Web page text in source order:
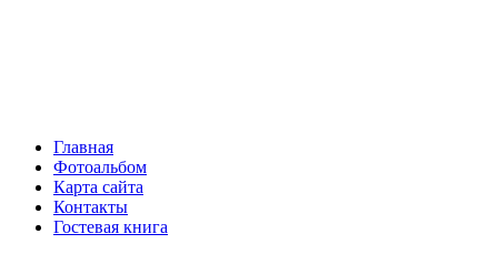
Главная
Фотоальбом
Карта сайта
Контакты
Гостевая книга